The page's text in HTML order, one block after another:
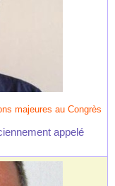
majeures au Congrès
appelé